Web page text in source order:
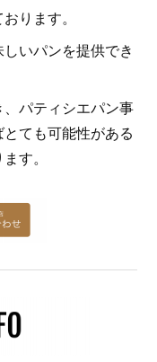
ります。
いパンを提供でき
パティシエパン事
ても可能性がある
す。